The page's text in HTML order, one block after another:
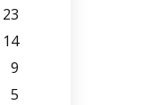
23
14
9
5